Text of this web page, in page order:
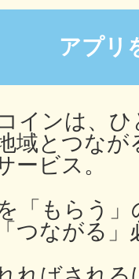
アプリ
インは、
域とつなが
ービス。
「もらう
つながる」